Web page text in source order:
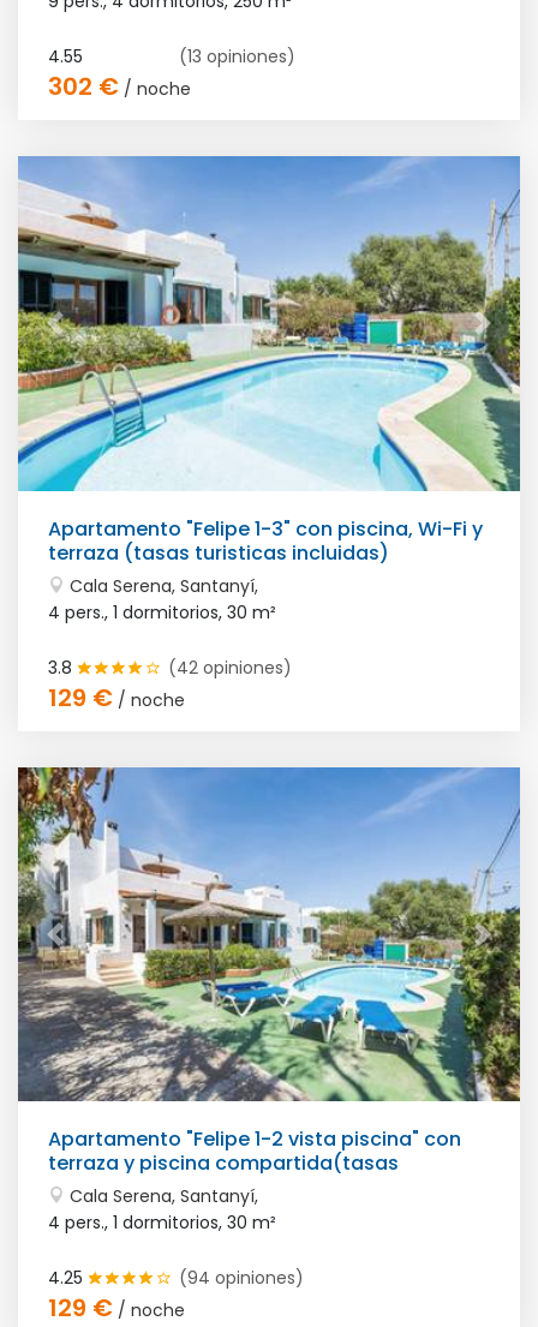
4.55 (13 opiniones)
302 € / noche
Apartamento "Felipe 1-3" con piscina, Wi-Fi y
terraza (tasas turisticas incluidas)
Cala Serena, Santanyí,
4 pers., 1 dormitorios, 30 m²
3.8 (42 opiniones)
129 € / noche
Apartamento "Felipe 1-2 vista piscina" con
terraza y piscina compartida(tasas
turísiticas incluidas)
Cala Serena, Santanyí,
4 pers., 1 dormitorios, 30 m²
4.25 (94 opiniones)
129 € / noche